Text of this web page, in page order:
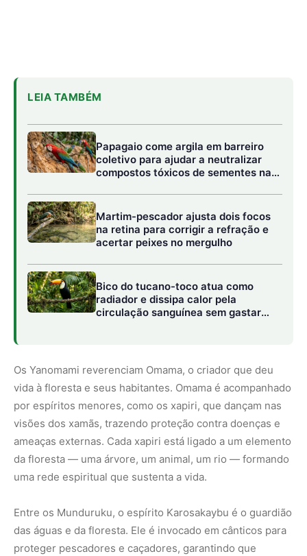
LEIA TAMBÉM
Papagaio come argila em barreiro
coletivo para ajudar a neutralizar
compostos tóxicos de sementes na
Martim-pescador ajusta dois focos
na retina para corrigir a refração e
acertar peixes no mergulho
Bico do tucano-toco atua como
radiador e dissipa calor pela
circulação sanguínea sem gastar
Os Yanomami reverenciam Omama, o criador que deu
vida à floresta e seus habitantes. Omama é acompanhado
por espíritos menores, como os xapiri, que dançam nas
visões dos xamãs, trazendo proteção contra doenças e
ameaças externas. Cada xapiri está ligado a um elemento
da floresta — uma árvore, um animal, um rio — formando
uma rede espiritual que sustenta a vida.
Entre os Munduruku, o espírito Karosakaybu é o guardião
das águas e da floresta. Ele é invocado em cânticos para
proteger pescadores e caçadores, garantindo que